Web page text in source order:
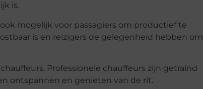
is.
mogelijk voor passagiers om productief te
is en reizigers de gelegenheid hebben om
Professionele chauffeurs zijn getraind
ontspannen en genieten van de rit.